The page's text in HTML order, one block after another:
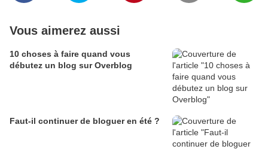
Vous aimerez aussi
10 choses à faire quand vous
débutez un blog sur Overblog
Faut-il continuer de bloguer en été ?